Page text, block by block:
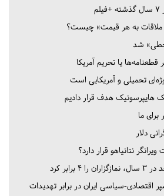
و ملاقات به هر قیمت» چیست؟
شد
قطعنامه‌ها یا تحریم‌ آمریکا
تحمیلی و آمریکایی است
هایپرسونیک هدف قرار دادیم
ما
دلار
نتانیاهو قرار دارد؟
کرد
اقتصادی-سیاسی ایران در برابر تهدیدات